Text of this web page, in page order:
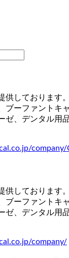
供しております
ブーファントキ
ゼ、デンタル用
company/
供しております
ブーファントキ
ゼ、デンタル用
company/